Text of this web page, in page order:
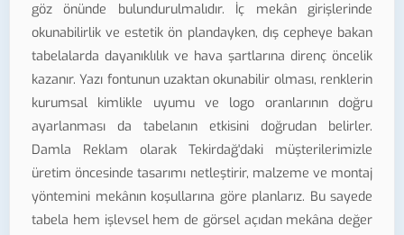
göz önünde bulundurulmalıdır. İç mekân girişlerinde
okunabilirlik ve estetik ön plandayken, dış cepheye bakan
tabelalarda dayanıklılık ve hava şartlarına direnç öncelik
kazanır. Yazı fontunun uzaktan okunabilir olması, renklerin
kurumsal kimlikle uyumu ve logo oranlarının doğru
ayarlanması da tabelanın etkisini doğrudan belirler.
Damla Reklam olarak Tekirdağ'daki müşterilerimizle
üretim öncesinde tasarımı netleştirir, malzeme ve montaj
yöntemini mekânın koşullarına göre planlarız. Bu sayede
tabela hem işlevsel hem de görsel açıdan mekâna değer